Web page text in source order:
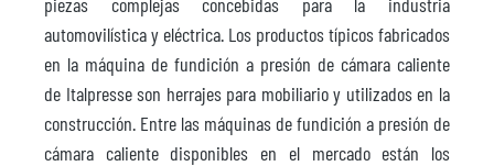
automovilística y eléctrica. Los productos típicos fabricados
en la máquina de fundición a presión de cámara caliente
de Italpresse son herrajes para mobiliario y utilizados en la
construcción. Entre las máquinas de fundición a presión de
cámara caliente disponibles en el mercado están los